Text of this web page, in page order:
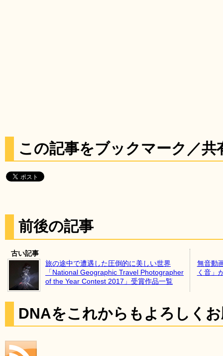
この記事をブックマーク／共
前後の記事
古い記事
旅の途中で遭遇した圧倒的に美しい世界
「National Geographic Travel Photographer
of the Year Contest 2017」受賞作品一覧
無音動
く音」
DNAをこれからもよろしく